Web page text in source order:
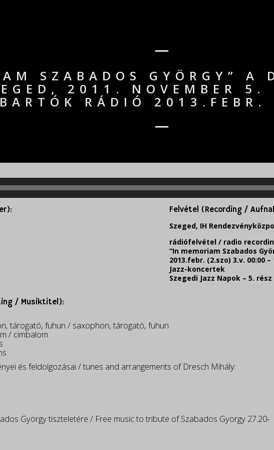
SZABADOS GYÖRGY” A
2011. NOVEMBER 5.
BARTÓK RÁDIÓ
Felvétel (Recording /
Szeged, IH
rádiófelvétel / radio
“In memoriam Szabados
2013.febr. (2.szo) 3.v. 00:00
Jazz-koncertek
Szegedi Jazz Napok – 5. rész
/ Musiktitel):
tárogató, fuhun / saxophon, tárogató, fuhun
/ cimbalom
és feldolgozásai / tunes and arrangements of Dresch Mihály:
György tiszteletére / Free music to tribute of Szabados György 27.20-